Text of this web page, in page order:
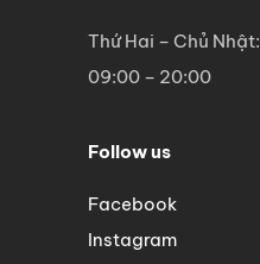
Thứ Hai – Chủ Nhật:
09:00 – 20:00
Follow us
Facebook
Instagram